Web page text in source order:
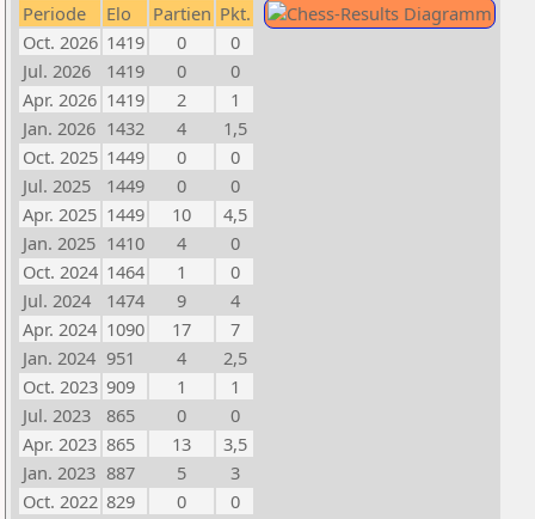
Periode Elo Partien Pkt.
Oct. 2026 1419 0
0
Jul. 2026
1419 0
0
Apr. 2026 1419 2
1
Jan. 2026 1432 4
1,5
Oct. 2025 1449 0
0
Jul. 2025
1449 0
0
Apr. 2025 1449 10
4,5
Jan. 2025 1410 4
0
Oct. 2024 1464 1
0
Jul. 2024
1474 9
4
Apr. 2024 1090 17
7
Jan. 2024 951 4
2,5
Oct. 2023 909 1
1
Jul. 2023
865 0
0
Apr. 2023 865 13
3,5
Jan. 2023 887 5
3
Oct. 2022 829 0
0